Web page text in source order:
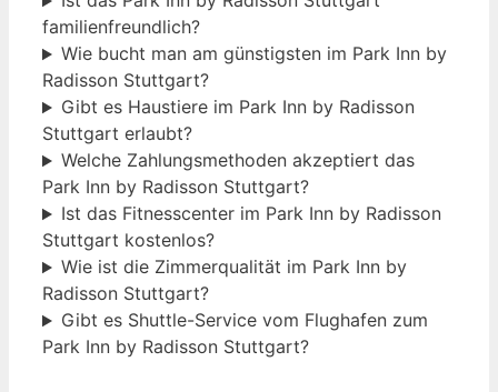
familienfreundlich?
Wie bucht man am günstigsten im Park Inn by
Radisson Stuttgart?
Gibt es Haustiere im Park Inn by Radisson
Stuttgart erlaubt?
Welche Zahlungsmethoden akzeptiert das
Park Inn by Radisson Stuttgart?
Ist das Fitnesscenter im Park Inn by Radisson
Stuttgart kostenlos?
Wie ist die Zimmerqualität im Park Inn by
Radisson Stuttgart?
Gibt es Shuttle-Service vom Flughafen zum
Park Inn by Radisson Stuttgart?